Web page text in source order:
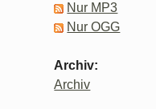
Nur MP3
Nur OGG
Archiv:
Archiv